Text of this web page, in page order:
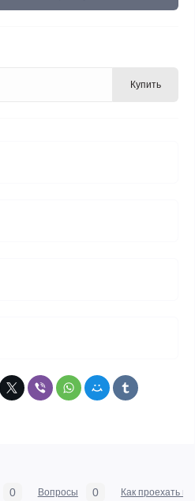
Купить
0 Вопросы 0 Как проехать в